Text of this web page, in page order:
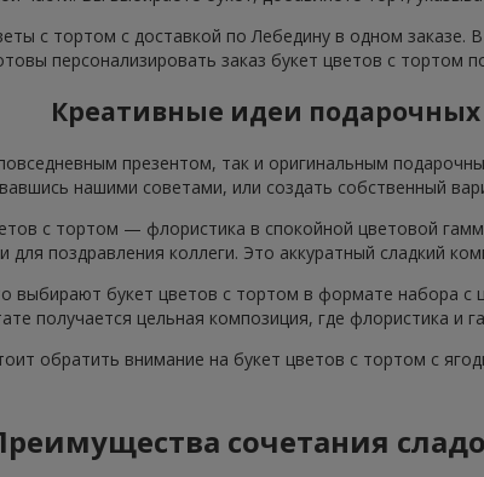
с тортом с доставкой по Лебедину в одном
персонализировать заказ букет цветов с
Креативные идеи
презентом, так и оригинальным
нашими советами, или создать собственный
с тортом — флористика в спокойной цветовой
для поздравления коллеги. Это аккуратный сладкий
выбирают букет цветов с тортом в формате набора с
получается цельная композиция, где флористика и
обратить внимание на букет цветов с тортом с
сочетания